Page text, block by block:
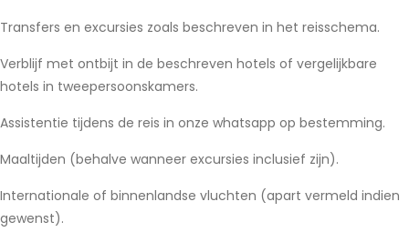
Transfers en excursies zoals beschreven in het reisschema.
Verblijf met ontbijt in de beschreven hotels of vergelijkbare
hotels in tweepersoonskamers.
Assistentie tijdens de reis in onze whatsapp op bestemming.
Maaltijden (behalve wanneer excursies inclusief zijn).
Internationale of binnenlandse vluchten (apart vermeld indien
gewenst).